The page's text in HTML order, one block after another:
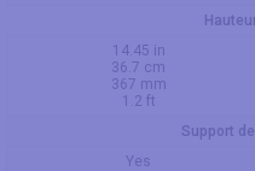
14.45 in
36.7 cm
367 mm
1.2 ft
Support
Yes